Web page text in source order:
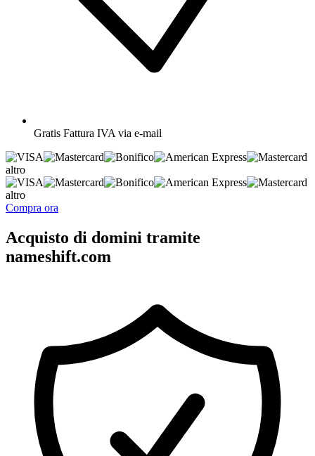
Gratis Fattura IVA via e-mail
altro
altro
Compra ora
Acquisto di domini tramite
nameshift.com